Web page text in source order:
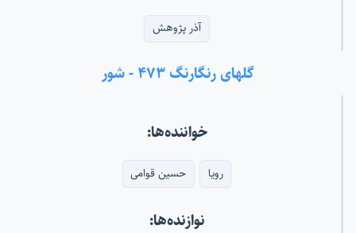
آذر پژوهش
گلهای رنگارنگ ۴۷۳ - شور
خواننده‌ها:
رویا حسین قوامی
نوازنده‌ها: